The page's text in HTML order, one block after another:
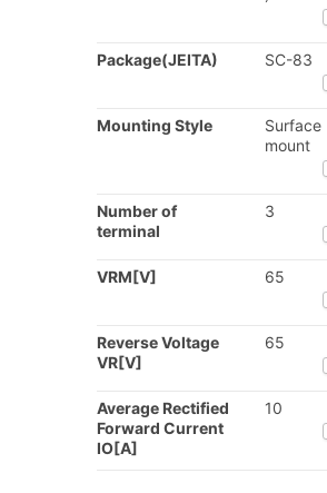
Package(JEITA) SC-83
Mounting Style
Surface
mount
Number of
terminal
3
VRM[V] 65
Reverse Voltage
VR[V]
65
Average Rectified
Forward Current
IO[A]
10